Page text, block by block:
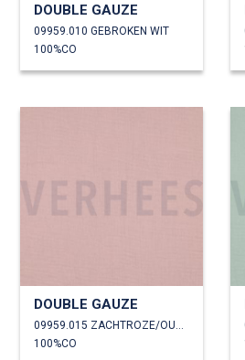
DOUBLE GAUZE
09959.010 GEBROKEN WIT
100%CO
DOUBLE GAUZE
100%CO